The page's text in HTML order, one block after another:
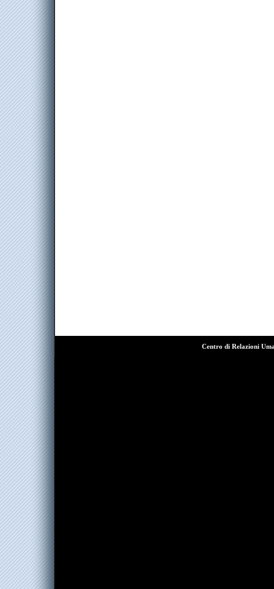
Centro di Relazioni